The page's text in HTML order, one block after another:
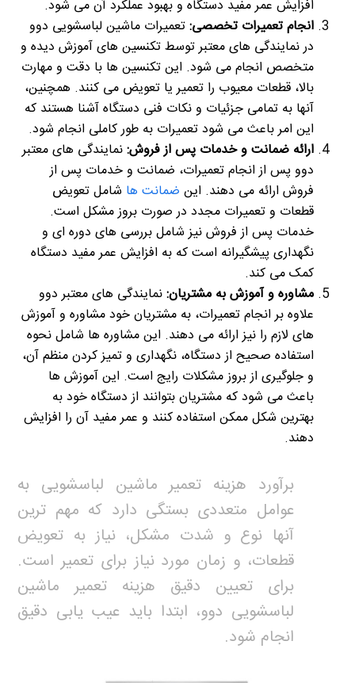
افزایش عمر مفید دستگاه و بهبود عملکرد آن می شود.
انجام تعمیرات تخصصی:تعمیرات ماشین لباسشویی دوو
در نمایندگی های معتبر توسط تکنسین های آموزش دیده و
متخصص انجام می شود. این تکنسین ها با دقت و مهارت
بالا، قطعات معیوب را تعمیر یا تعویض می کنند. همچنین،
آنها به تمامی جزئیات و نکات فنی دستگاه آشنا هستند که
این امر باعث می شود تعمیرات به طور کاملی انجام شود.
ارائه ضمانت و خدمات پس از فروش:نمایندگی های معتبر
دوو پس از انجام تعمیرات، ضمانت و خدمات پس از
فروش ارائه می دهند. این ضمانت ها شامل تعویض
قطعات و تعمیرات مجدد در صورت بروز مشکل است.
خدمات پس از فروش نیز شامل بررسی های دوره ای و
نگهداری پیشگیرانه است که به افزایش عمر مفید دستگاه
کمک می کند.
مشاوره و آموزش به مشتریان:نمایندگی های معتبر دوو
علاوه بر انجام تعمیرات، به مشتریان خود مشاوره و آموزش
های لازم را نیز ارائه می دهند. این مشاوره ها شامل نحوه
استفاده صحیح از دستگاه، نگهداری و تمیز کردن منظم آن،
و جلوگیری از بروز مشکلات رایج است. این آموزش ها
باعث می شود که مشتریان بتوانند از دستگاه خود به
بهترین شکل ممکن استفاده کنند و عمر مفید آن را افزایش
دهند.
برآورد هزینه تعمیر ماشین لباسشویی به
عوامل متعددی بستگی دارد که مهم ترین
آنها نوع و شدت مشکل، نیاز به تعویض
قطعات، و زمان مورد نیاز برای تعمیر است.
برای تعیین دقیق هزینه تعمیر ماشین
لباسشویی دوو، ابتدا باید عیب یابی دقیق
انجام شود.